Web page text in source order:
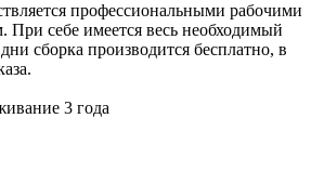
профессиональными рабочими
При себе имеется весь необходимый
сборка производится бесплатно, в